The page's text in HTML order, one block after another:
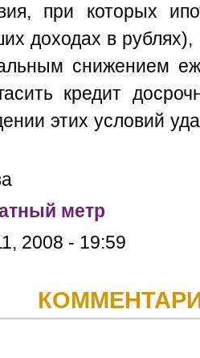
при которых
доходах в
снижением
кредит
этих условий
метр
2008 - 19:59